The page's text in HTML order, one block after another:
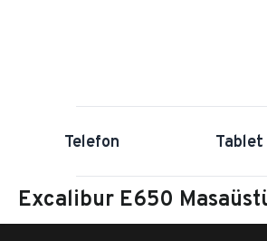
Telefon Tablet
Excalibur E650